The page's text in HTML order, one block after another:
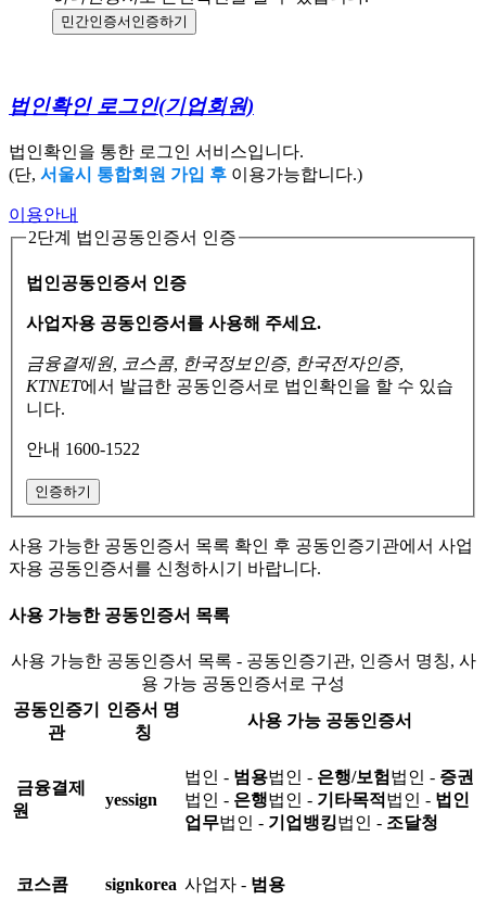
민간인증서 인증하기
법인확인 로그인(기업회원)
법인확인을 통한 로그인 서비스입니다.
(단, 서울시 통합회원 가입 후 이용가능합니다.)
이용안내
2단계 법인공동인증서 인증
법인공동인증서 인증
사업자용 공동인증서를 사용해 주세요.
금융결제원, 코스콤, 한국정보인증, 한국전자인증,
KTNET에서 발급한 공동인증서로 법인확인을 할 수 있습
니다.
안내 1600-1522
인증하기
사용 가능한 공동인증서 목록 확인 후 공동인증기관에서 사업
자용 공동인증서를 신청하시기 바랍니다.
사용 가능한 공동인증서 목록
사용 가능한 공동인증서 목록 - 공동인증기관, 인증서 명칭, 사
용 가능 공동인증서로 구성
공동인증기
관
인증서 명
칭
사용 가능 공동인증서
금융결제
원
yessign
법인 - 범용법인 - 은행/보험 법인 - 증권
법인 - 은행법인 - 기타목적 법인 - 법인
업무법인 - 기업뱅킹법인 - 조달청
코스콤 signkorea 사업자 - 범용